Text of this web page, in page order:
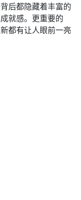
后都隐藏着丰富的
就感。更重要的
都有让人眼前一亮